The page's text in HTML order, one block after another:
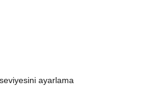
ayarlama